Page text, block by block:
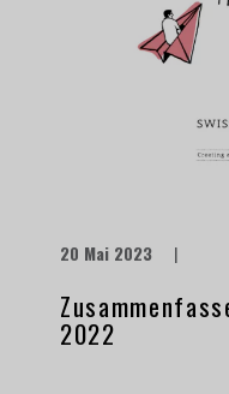
20 Mai 2023 |
2022